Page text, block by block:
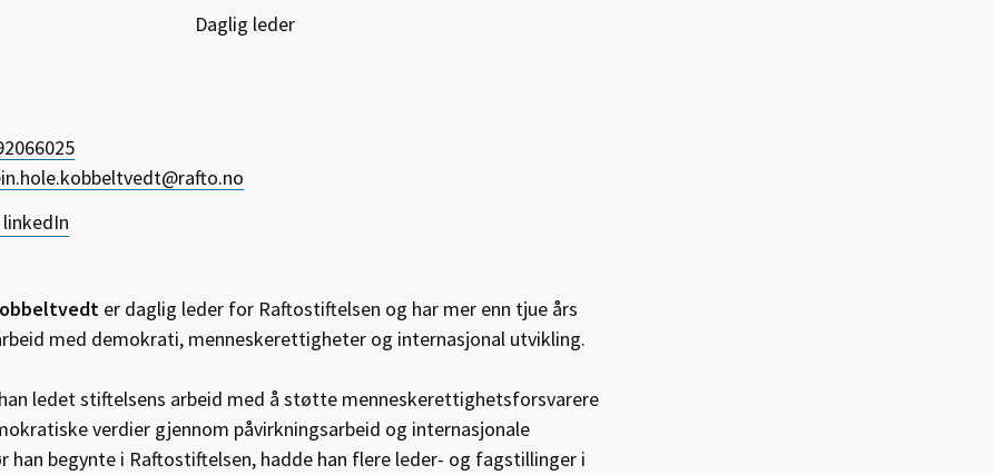
Daglig leder
er daglig leder for Raftostiftelsen og har mer enn tjue års
med demokrati, menneskerettigheter og internasjonal utvikling.
ledet stiftelsens arbeid med å støtte menneskerettighetsforsvarere
verdier gjennom påvirkningsarbeid og internasjonale
han begynte i Raftostiftelsen, hadde han flere leder- og fagstillinger i